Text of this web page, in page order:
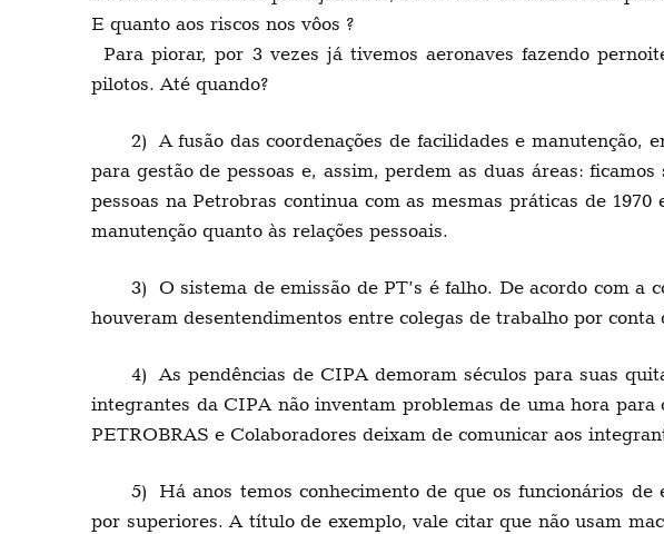
E quanto aos riscos nos vôos ?
Para piorar, por 3 vezes já tivemos aeronaves fazendo
pilotos. Até quando?
2) A fusão das coordenações de facilidades e manutenção,
para gestão de pessoas e, assim, perdem as duas áreas:
pessoas na Petrobras continua com as mesmas práticas de
manutenção quanto às relações pessoais.
3) O sistema de emissão de PT’s é falho. De acordo com a
houveram desentendimentos entre colegas de trabalho por conta
4) As pendências de CIPA demoram séculos para suas
integrantes da CIPA não inventam problemas de uma hora
PETROBRAS e Colaboradores deixam de comunicar aos
5) Há anos temos conhecimento de que os funcionários
por superiores. A título de exemplo, vale citar que não usam